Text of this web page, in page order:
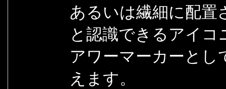
あるいは繊細に配置
と認識できるアイ
アワーマーカーとし
えます。